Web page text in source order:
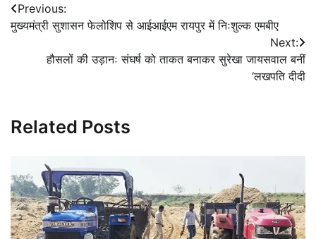
Post
navigation
Previous:
मुख्यमंत्री सुशासन फेलोशिप से आईआईएम रायपुर में निःशुल्क एमबीए
Next:
हौसलों की उड़ानः संघर्ष को ताकत बनाकर सुरेखा जायसवाल बनीं
‘लखपति दीदी
Related Posts